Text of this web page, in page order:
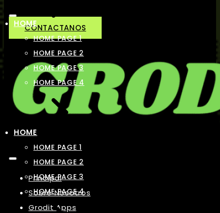
CONTACTANOS
Principal
Sobre Nosotros
Grodit Apps
HOME
HOME PAGE 1
HOME PAGE 2
HOME PAGE 3
HOME PAGE 4
HOME
HOME PAGE 1
HOME PAGE 2
HOME PAGE 3
HOME PAGE 4